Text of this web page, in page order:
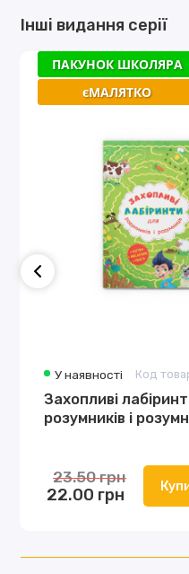
Інші видання серії
У наявності Код
Захопливі
розумників і
ПАКУНОК ШКОЛЯРА
єМАЛЯТКО
ПАКУНОК ШКОЛЯРА
єМАЛЯТКО
22.00 грн
23.50 грн